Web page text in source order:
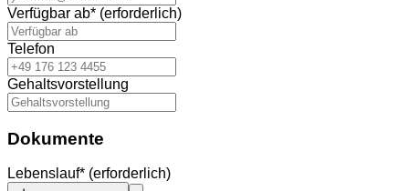
Verfügbar ab* (erforderlich)
Telefon
Gehaltsvorstellung
Dokumente
Lebenslauf* (erforderlich)